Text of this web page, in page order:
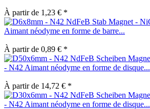
À partir de 1,23 € *
Aimant néodyme en forme de barre...
À partir de 0,89 € *
- N42 Aimant néodyme en forme de disque...
À partir de 14,72 € *
- N42 Aimant néodyme en forme de disque...